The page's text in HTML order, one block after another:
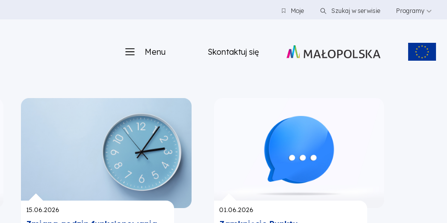
Moje Szukaj w serwisie Programy
Menu Skontaktuj się
Opublikowano:
15.06.2026 Opublikowano:
01.06.2026